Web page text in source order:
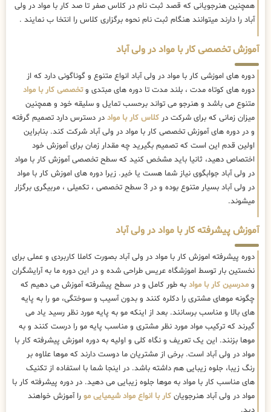
همچنین هنرجویانی که قصد ثبت نام در کلاس صفر تا صد کار با مواد در ولی
آباد را دارند میتوانند هنگام ثبت نام نحوه برگزاری کلاس را انتخا ب نمایند .
آموزش تخصصی کار با مواد در ولی آباد
دوره های اموزشی کار با مواد در ولی آباد انواع متنوع و گوناگونی دارد که از
دوره های کوتاه مدت ، بلند مدت تا دوره های مبتدی وتخصصی کار با مواد
متنوع می باشد و هنرجو می تواند برحسب تمایل و سلیقه خود و همچنین
میزان زمانی که برای شرکت در کلاس کار با مواد در دسترس دارد تصمیم گرفته
و در دوره های آموزش تخصصی کار با مواد در ولی آباد شرکت کند. بنابراین
اولین قدم این است که تصمیم بگیرید چه مقدار زمان برای آموزش خود
اختصاص دهید، ثانیا باید مشخص کنید که سطح تخصصی آموزش کار با مواد
در ولی آباد جوابگوی نیاز شما هست یا خیر. زیرا دوره های اموزش کار با مواد
در ولی آباد بسیار متنوع بوده و در 3 سطح تخصصی ، تکمیلی ، مربیگری برگزار
میشوند.
آموزش پیشرفته کار با مواد در ولی آباد
دوره پیشرفته اموزش کار با مواد در ولی آباد بصورت کاملا کاربردی و عملی برای
نخستین بار توسط اموزشگاه عریس طراحی شده و در این دوره ما به آرایشگران
و مدرسین کار با مواد به طور کامل و در سطح پیشرفته آموزش می دهیم که
چگونه موهای مشتری را دکلره کنند و بدون آسیب و سوختگی، مو را به پایه
های بالا و مناسب برسانند. بعد از اینکه مو به پایه مورد نظر رسید یاد می
گیرند که ترکیب مواد مورد نظر مشتری و مناسب پایه مو را درست کنند و به
موها بزنند. این یک تعریف و نگاه کلی و اولیه به دوره اموزش پیشرفته کار با
مواد در ولی آباد است. برخی از مشتریان ما دوست دارند که موها علاوه بر
رنگ زیبا، جلوه زیبایی هم داشته باشد. در اینجا شما با استفاده از تکنیک
های مناسب کار با مواد به موها جلوه زیبایی می دهید. در دوره پیشرفته کار با
مواد در ولی آباد هنرجویان کار با انواع مواد شیمیایی مو را آموزش خواهند